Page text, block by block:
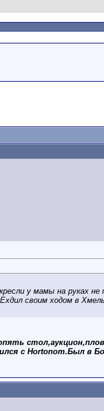
у мамы на руках
своим ходом в
с Hortonom.Был в